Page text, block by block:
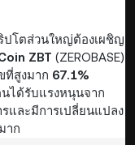
โตส่วนใหญ่ต้องเผชิญ
ZBT (ZEROBASE)
ที่สูงมาก 67.1%
ได้รับแรงหนุนจาก
และมีการเปลี่ยนแปลง
าก